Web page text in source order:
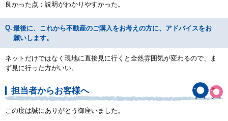
良かった点：説明がわかりやすかった。
最後に、これから不動産のご購入をお考えの方に、アドバイスをお
願いします。
ネットだけではなく現地に直接見に行くと全然雰囲気が変わるので、ま
ず見に行った方がいい。
担当者からお客様へ
この度は誠にありがとう御座いました。